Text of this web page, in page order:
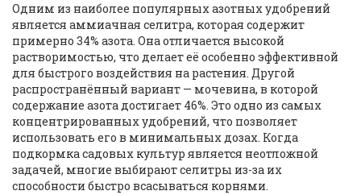
Одним из наиболее популярных азотных удобрений
является аммиачная селитра, которая содержит
примерно 34% азота. Она отличается высокой
растворимостью, что делает её особенно эффективной
для быстрого воздействия на растения. Другой
распространённый вариант — мочевина, в которой
содержание азота достигает 46%. Это одно из самых
концентрированных удобрений, что позволяет
использовать его в минимальных дозах. Когда
подкормка садовых культур является неотложной
задачей, многие выбирают селитры из-за их
способности быстро всасываться корнями.